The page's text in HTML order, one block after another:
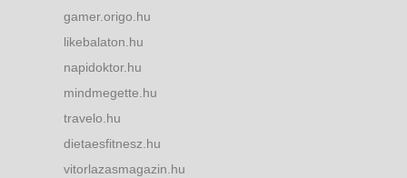
gamer.origo.hu
likebalaton.hu
napidoktor.hu
mindmegette.hu
travelo.hu
dietaesfitnesz.hu
vitorlazasmagazin.hu